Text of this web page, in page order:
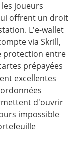
joueurs
offrent un droit
L'e-wallet
via Skrill,
protection entre
prépayées
excellentes
d'ouvrir
impossible